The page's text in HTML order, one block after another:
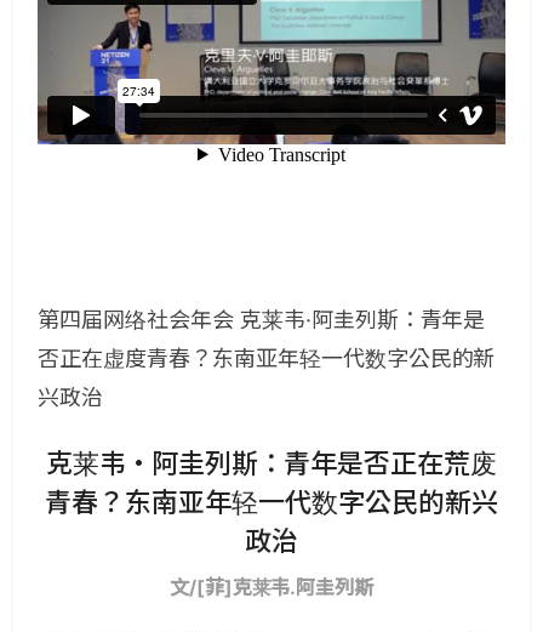
第四届网络社会年会 克莱韦·阿圭列斯：青年是
否正在虚度青春？东南亚年轻一代数字公民的新
兴政治
克莱韦·阿圭列斯：青年是否正在荒废
青春？东南亚年轻一代数字公民的新兴
政治
文/[菲]克莱韦.阿圭列斯